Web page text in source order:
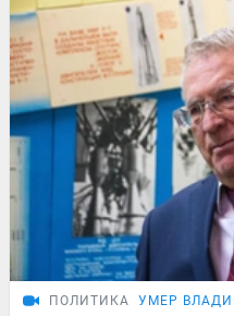
ПОЛИТИКА УМЕР